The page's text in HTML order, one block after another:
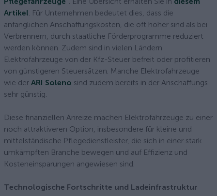
Artikel. Für Unternehmen bedeutet dies, dass die
anfänglichen Anschaffungskosten, die oft höher sind als bei
Verbrennern, durch staatliche Förderprogramme reduziert
werden können. Zudem sind in vielen Ländern
Elektrofahrzeuge von der Kfz-Steuer befreit oder profitieren
von günstigeren Steuersätzen. Manche Elektrofahrzeuge
wie der ARI Soleno sind zudem bereits in der Anschaffungs
sehr günstig.
Diese finanziellen Anreize machen Elektrofahrzeuge zu einer
noch attraktiveren Option, insbesondere für kleine und
mittelständische Pflegedienstleister, die sich in einer stark
umkämpften Branche bewegen und auf Effizienz und
Kosteneinsparungen angewiesen sind.
Technologische Fortschritte und Ladeinfrastruktur